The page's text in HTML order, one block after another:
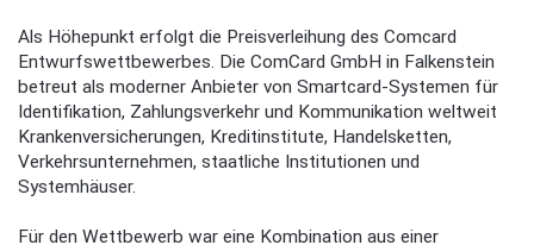
Als Höhepunkt erfolgt die Preisverleihung des Comcard
Entwurfswettbewerbes. Die ComCard GmbH in Falkenstein
betreut als moderner Anbieter von Smartcard-Systemen für
Identifikation, Zahlungsverkehr und Kommunikation weltweit
Krankenversicherungen, Kreditinstitute, Handelsketten,
Verkehrsunternehmen, staatliche Institutionen und
Systemhäuser.
Für den Wettbewerb war eine Kombination aus einer